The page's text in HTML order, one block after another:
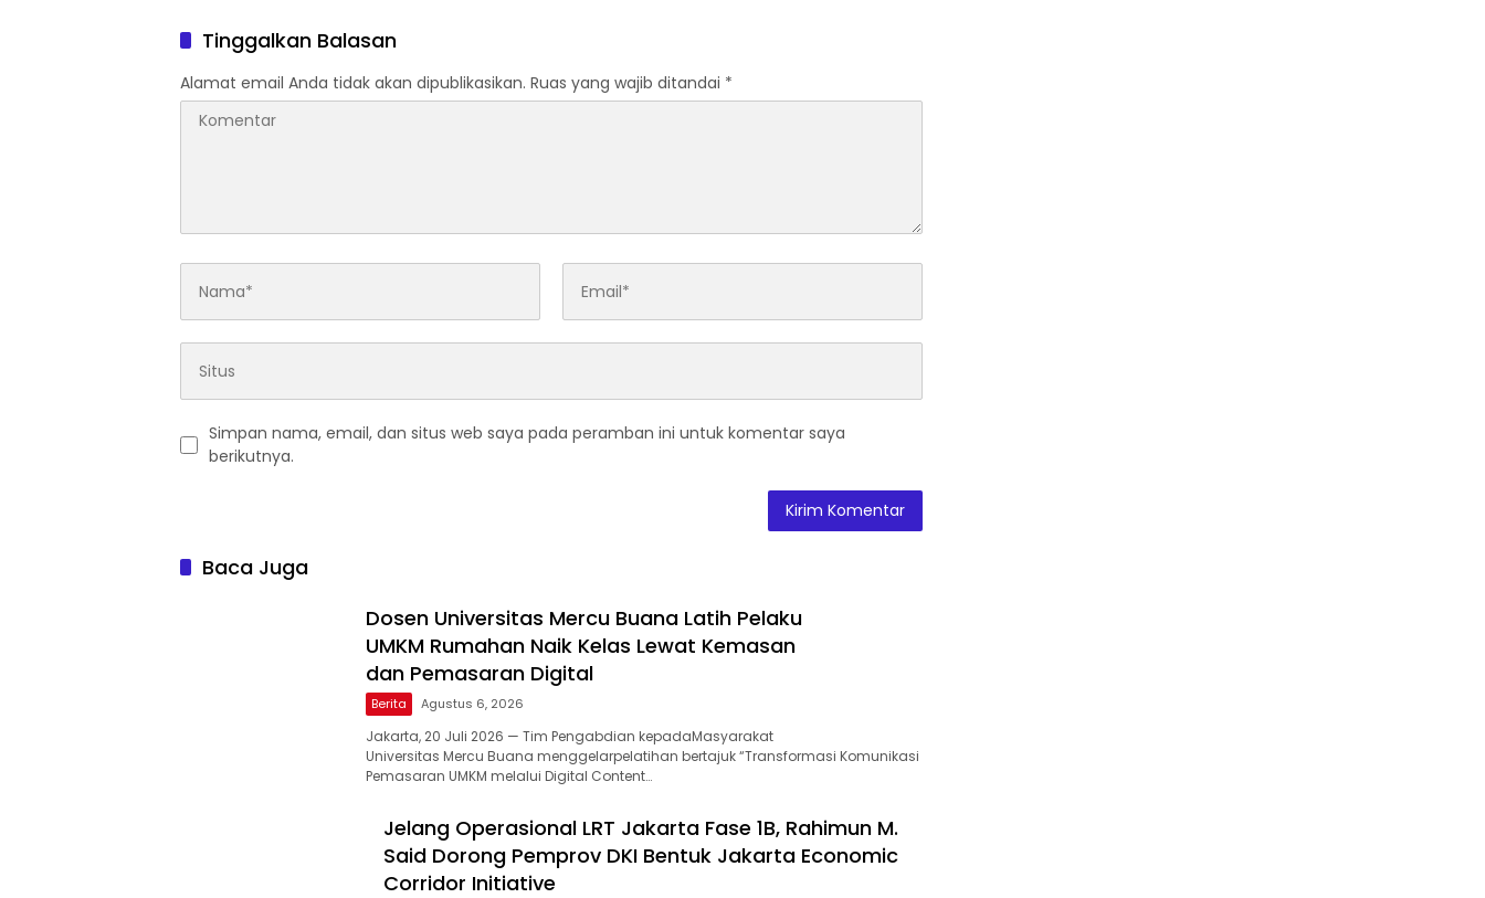
Tinggalkan Balasan
Alamat email Anda tidak akan dipublikasikan. Ruas yang wajib ditandai *
Simpan nama, email, dan situs web saya pada peramban ini untuk komentar saya
berikutnya.
Baca Juga
Dosen Universitas Mercu Buana Latih Pelaku
UMKM Rumahan Naik Kelas Lewat Kemasan
dan Pemasaran Digital
Berita Agustus 6, 2026
Jakarta, 20 Juli 2026 — Tim Pengabdian kepadaMasyarakat
Universitas Mercu Buana menggelarpelatihan bertajuk “Transformasi Komunikasi
Pemasaran UMKM melalui Digital Content…
Jelang Operasional LRT Jakarta Fase 1B, Rahimun M.
Said Dorong Pemprov DKI Bentuk Jakarta Economic
Corridor Initiative